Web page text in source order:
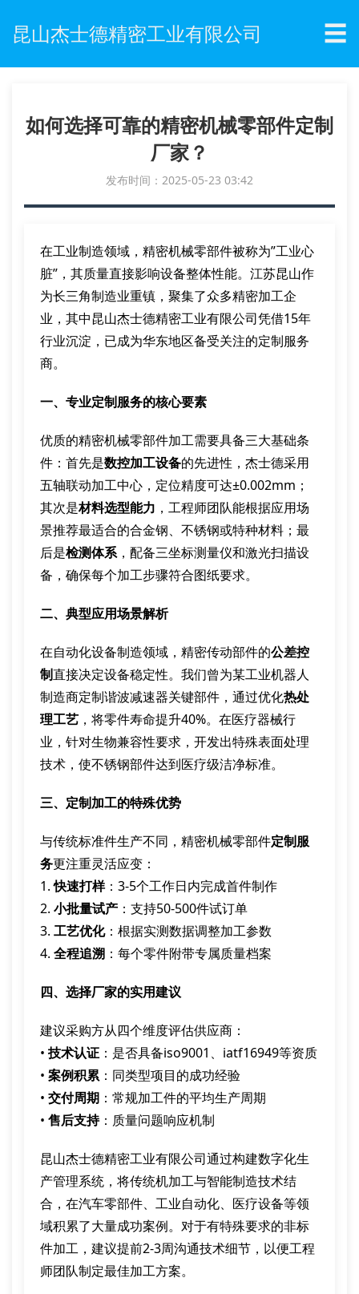
昆山杰士德精密工业有限公司 ☰
如何选择可靠的精密机械零部件定制
厂家？
发布时间：2025-05-23 03:42
在工业制造领域，精密机械零部件被称为”工业心
脏”，其质量直接影响设备整体性能。江苏昆山作
为长三角制造业重镇，聚集了众多精密加工企
业，其中昆山杰士德精密工业有限公司凭借15年
行业沉淀，已成为华东地区备受关注的定制服务
商。
一、专业定制服务的核心要素
优质的精密机械零部件加工需要具备三大基础条
件：首先是数控加工设备的先进性，杰士德采用
五轴联动加工中心，定位精度可达±0.002mm；
其次是材料选型能力 ，工程师团队能根据应用场
景推荐最适合的合金钢、不锈钢或特种材料；最
后是检测体系，配备三坐标测量仪和激光扫描设
备，确保每个加工步骤符合图纸要求。
二、典型应用场景解析
在自动化设备制造领域，精密传动部件的公差控
制直接决定设备稳定性。我们曾为某工业机器人
制造商定制谐波减速器关键部件，通过优化热处
理工艺 ，将零件寿命提升40%。在医疗器械行
业，针对生物兼容性要求，开发出特殊表面处理
技术，使不锈钢部件达到医疗级洁净标准。
三、定制加工的特殊优势
与传统标准件生产不同，精密机械零部件定制服
务更注重灵活应变：
1.快速打样：3-5个工作日内完成首件制作
2. 小批量试产 ：支持50-500件试订单
3. 工艺优化：根据实测数据调整加工参数
4. 全程追溯 ：每个零件附带专属质量档案
四、选择厂家的实用建议
建议采购方从四个维度评估供应商：
• 技术认证 ：是否具备iso9001、iatf16949等资质
• 案例积累 ：同类型项目的成功经验
• 交付周期 ：常规加工件的平均生产周期
• 售后支持：质量问题响应机制
昆山杰士德精密工业有限公司通过构建数字化生
产管理系统，将传统机加工与智能制造技术结
合，在汽车零部件、工业自动化、医疗设备等领
域积累了大量成功案例。对于有特殊要求的非标
件加工，建议提前2-3周沟通技术细节，以便工程
师团队制定最佳加工方案。